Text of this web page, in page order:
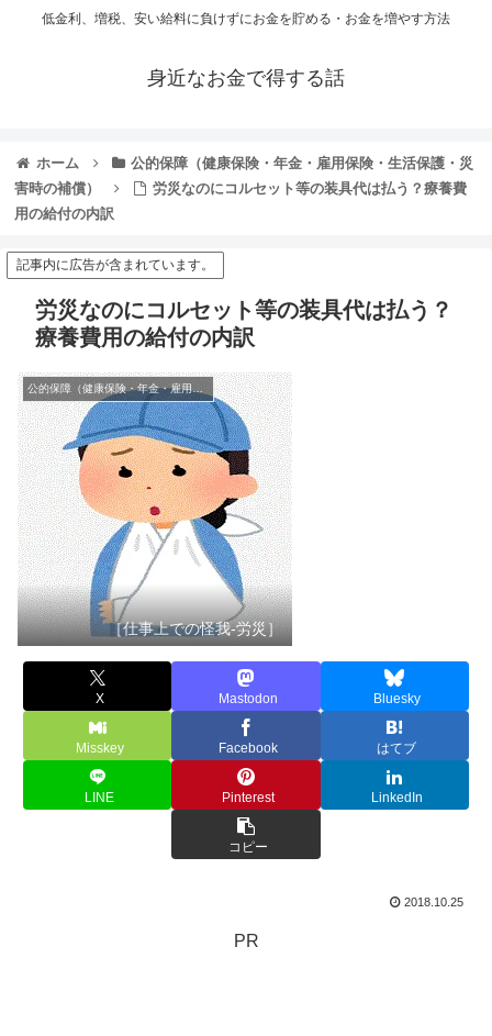
低金利、増税、安い給料に負けずにお金を貯める・お金を増やす方法
身近なお金で得する話
ホーム
公的保障（健康保険・年金・雇用保険・生活保護・災
害時の補償）
労災なのにコルセット等の装具代は払う？療養費
用の給付の内訳
記事内に広告が含まれています。
労災なのにコルセット等の装具代は払う？
療養費用の給付の内訳
［仕事上での怪我-労災］
X Mastodon Bluesky
Misskey Facebook はてブ
LINE Pinterest LinkedIn
コピー
2018.10.25
PR